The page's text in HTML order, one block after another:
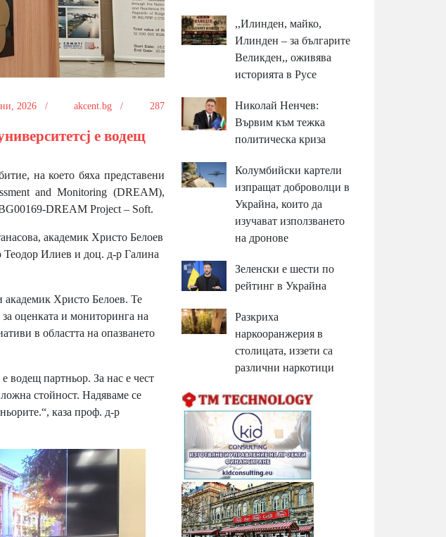
2026 / akcent.bg / 287
е водещ
на което бяха представени
and Monitoring (DREAM),
DREAM Project – Soft.
академик Христо Белоев
Теодор Илиев и доц. д-р Галина
академик Христо Белоев. Те
оценката и мониторинга на
в областта на опазването
водещ партньор. За нас е чест
стойност. Надяваме се
каза проф. д-р
,,Илинден, майко,
Илинден – за българите
Великден,, оживява
историята в Русе
Николай Ненчев:
Вървим към тежка
политическа криза
Колумбийски картели
изпращат доброволци в
Украйна, които да
изучават използването
на дронове
Зеленски е шести по
рейтинг в Украйна
Разкриха
наркооранжерия в
столицата, иззети са
различни наркотици